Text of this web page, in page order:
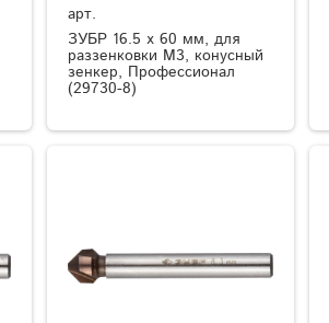
арт.
ЗУБР 16.5 x 60 мм, для
раззенковки М3, конусный
зенкер, Профессионал
(29730-8)